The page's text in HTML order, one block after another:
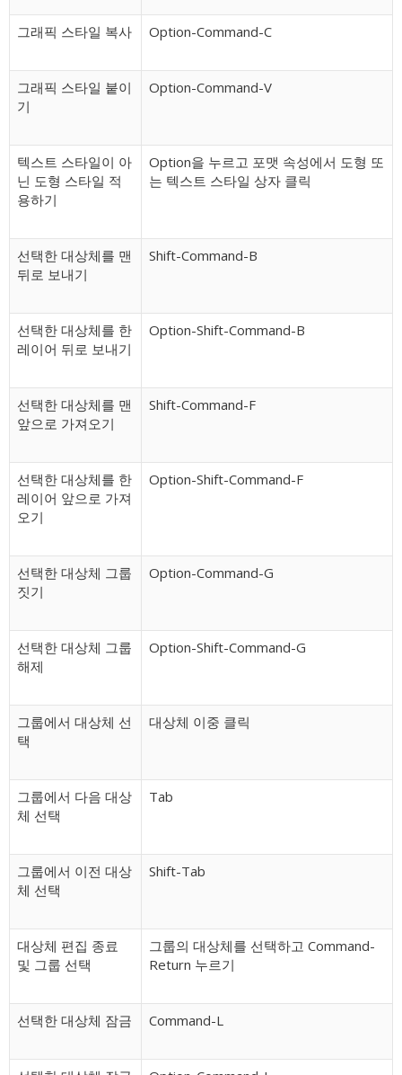
그래픽 스타일 복사 Option-Command-C
그래픽 스타일 붙이
기
Option-Command-V
텍스트 스타일이 아
닌 도형 스타일 적
용하기
Option을 누르고 포맷 속성에서 도형 또
는 텍스트 스타일 상자 클릭
선택한 대상체를 맨
뒤로 보내기
Shift-Command-B
선택한 대상체를 한
레이어 뒤로 보내기
Option-Shift-Command-B
선택한 대상체를 맨
앞으로 가져오기
Shift-Command-F
선택한 대상체를 한
레이어 앞으로 가져
오기
Option-Shift-Command-F
선택한 대상체 그룹
짓기
Option-Command-G
선택한 대상체 그룹
해제
Option-Shift-Command-G
그룹에서 대상체 선
택
대상체 이중 클릭
그룹에서 다음 대상
체 선택
Tab
그룹에서 이전 대상
체 선택
Shift-Tab
대상체 편집 종료
및 그룹 선택
그룹의 대상체를 선택하고 Command-
Return 누르기
선택한 대상체 잠금 Command-L